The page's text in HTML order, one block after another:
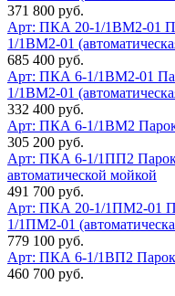
371 800 руб.
Арт: ПКА 20-1/1ВМ2-01
1/1ВМ2-01
685 400 руб.
Арт: ПКА 6-1/1ВМ2-01
1/1ВМ2-01
332 400 руб.
Арт: ПКА 6-1/1ВМ2
305 200 руб.
Арт: ПКА 6-1/1ПП2
автоматической мойкой
491 700 руб.
Арт: ПКА 20-1/1ПМ2-01
1/1ПМ2-01
779 100 руб.
Арт: ПКА 6-1/1ВП2
460 700 руб.